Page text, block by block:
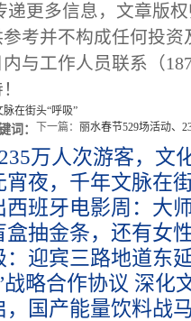
递更多信息，文章版
考并不构成任何投
与工作人员联系（
在街头“呼吸”
下一篇： 丽水春节529场活动、
词：
万人次游客，文
夜，千年文脉在
西班牙电影周：大
抽金条，还有女
迎宾三路地道东
略合作协议 深化
国产能量饮料战